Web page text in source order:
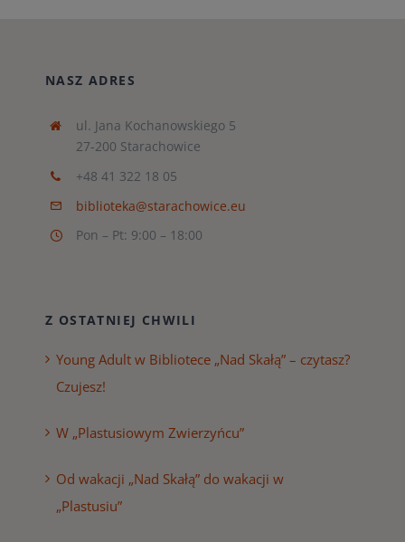
NASZ ADRES
ul. Jana Kochanowskiego 5
27-200 Starachowice
+48 41 322 18 05
biblioteka@starachowice.eu
Pon – Pt: 9:00 – 18:00
Z OSTATNIEJ CHWILI
Young Adult w Bibliotece „Nad Skałą” – czytasz?
Czujesz!
W „Plastusiowym Zwierzyńcu”
Od wakacji „Nad Skałą” do wakacji w
„Plastusiu”